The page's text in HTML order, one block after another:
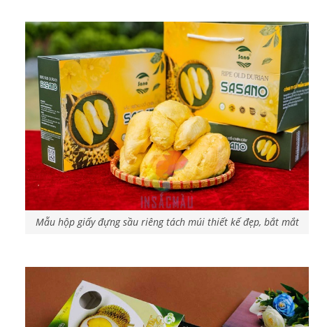
Mẫu hộp giấy đựng sầu riêng tách múi thiết kế đẹp, bắt mắt